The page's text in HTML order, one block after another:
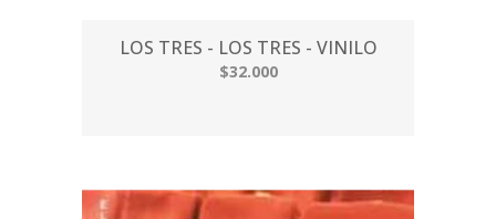
LOS TRES - LOS TRES - VINILO
$32.000